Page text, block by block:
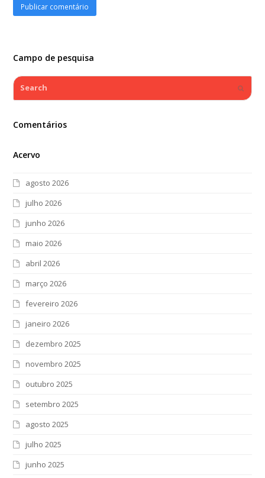
Campo de pesquisa
Search
Comentários
Acervo
agosto 2026
julho 2026
junho 2026
maio 2026
abril 2026
março 2026
fevereiro 2026
janeiro 2026
dezembro 2025
novembro 2025
outubro 2025
setembro 2025
agosto 2025
julho 2025
junho 2025